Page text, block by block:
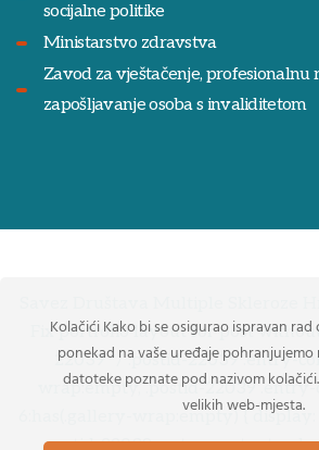
socijalne politike
Ministarstvo zdravstva
Zavod za vještačenje, profesionalnu
zapošljavanje osoba s invaliditetom
Fix portfolio layout for post
22039 */ .postid-22039 .entry-
wrap:empty, .postid-22039 .entry-
6:has(.gallery-wrap:empty) {
.postid-22039 .entry-content .col-
Kolačići Kako bi se osigurao ispravan
ponekad na vaše uređaje
datoteke poznate pod nazivom
velikih web-mjesta.